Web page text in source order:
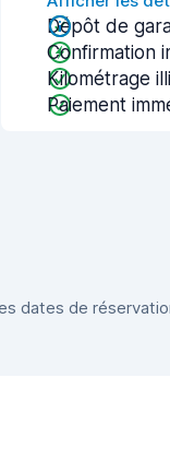
Dépôt de
Confirmation
Kilométrage
Paiement
dates de